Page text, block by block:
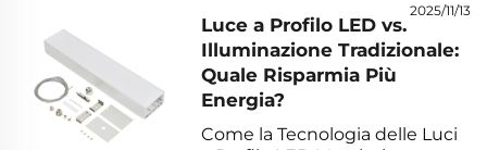
trasformando l'estetica di bar e
discoteche. Passare dai vecchi
neon in vetro ai flessibili neon
a LED ha completamente
cambiato ciò che è possibile
notturni. N...
2025/11/13
Luce a Profilo LED vs.
Illuminazione Tradizionale:
Quale Risparmia Più
Energia?
Come la Tecnologia delle Luci